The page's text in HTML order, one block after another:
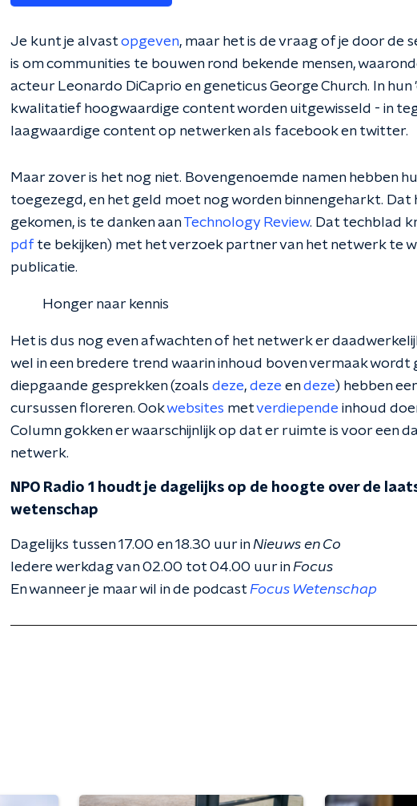
Je kunt je alvast opgeven, maar het is de vraag of je door de
is om communities te bouwen rond bekende mensen,
acteur Leonardo DiCaprio en geneticus George Church. In
kwalitatief hoogwaardige content worden uitgewisseld - in
laagwaardige content op netwerken als facebook en twitter.
Maar zover is het nog niet. Bovengenoemde namen hebben
toegezegd, en het geld moet nog worden binnengeharkt. Dat
gekomen, is te danken aanTechnology Review. Dat techblad
pdf te bekijken) met het verzoek partner van het netwerk te
publicatie.
Honger naar kennis
Het is dus nog even afwachten of het netwerk er
wel in een bredere trend waarin inhoud boven vermaak
diepgaande gesprekken (zoals deze, deze endeze) hebben
cursussen floreren. Ookwebsites metverdiepende inhoud
Column gokken er waarschijnlijk op dat er ruimte is voor een
netwerk.
NPO Radio 1 houdt je dagelijks op de hoogte over de
wetenschap
Dagelijks tussen 17.00 en 18.30 uur inNieuws en Co
Iedere werkdag van 02.00 tot 04.00 uur inFocus
En wanneer je maar wil in de podcast Focus Wetenschap